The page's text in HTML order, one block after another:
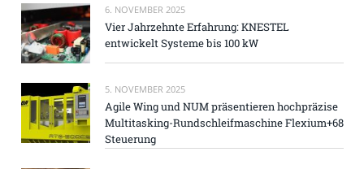
6. NOVEMBER 2025
Vier Jahrzehnte Erfahrung: KNESTEL
entwickelt Systeme bis 100 kW
5. NOVEMBER 2025
Agile Wing und NUM präsentieren hochpräzise
Multitasking-Rundschleifmaschine Flexium+68
Steuerung